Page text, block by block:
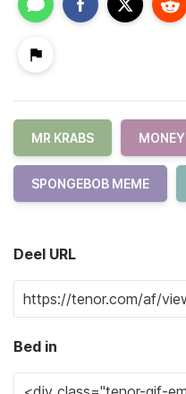
MR KRABS MONEY
SPONGEBOB MEME
Deel URL
Bed in